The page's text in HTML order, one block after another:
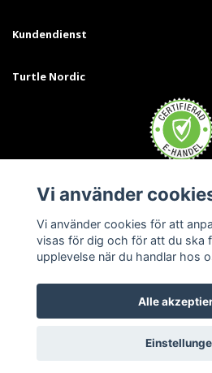
Kundendienst
Turtle Nordic
© 2026 Turtle
Vi använder
Vi använder cookies för att
visas för dig och för att du ska
upplevelse när du handlar hos
Alle